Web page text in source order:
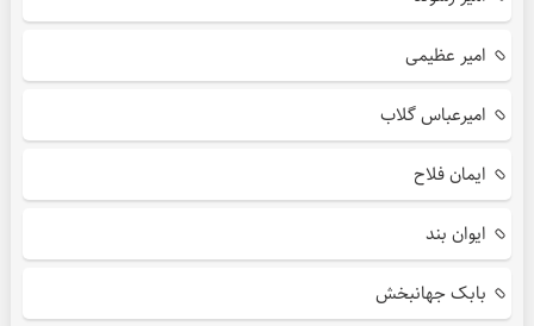
امیر عظیمی
امیرعباس گلاب
ایمان فلاح
ایوان بند
بابک جهانبخش